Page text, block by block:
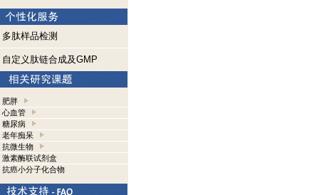
多肽样品检测
自定义肽链合成及GMP
肥胖
心血管
糖尿病
老年痴呆
抗微生物
激素酶联试剂盒
抗癌小分子化合物